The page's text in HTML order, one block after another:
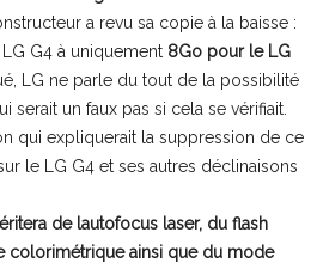
a revu sa copie à la baisse :
G4 à uniquement 8Go pour le LG
LG ne parle du tout de la possibilité
serait un faux pas si cela se vérifiait.
qui expliquerait la suppression de ce
le LG G4 et ses autres déclinaisons
de lautofocus laser, du flash
colorimétrique ainsi que du mode